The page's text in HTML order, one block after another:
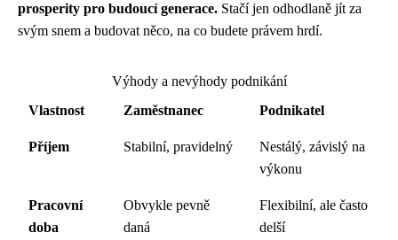
prosperity pro budoucí generace. Stačí jen odhodlaně jít za
svým snem a budovat něco, na co budete právem hrdí.
Výhody a nevýhody podnikání
Vlastnost
Zaměstnanec Podnikatel
Příjem Stabilní, pravidelný
Nestálý, závislý na
výkonu
Pracovní
doba
Obvykle pevně
daná
Flexibilní, ale často
delší